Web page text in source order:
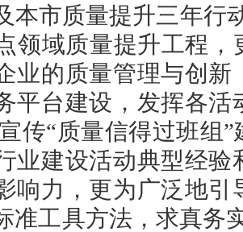
本市质量提升三年行
领域质量提升工程
业的质量管理与创
平台建设，发挥各
传“质量信得过班组
业建设活动典型经
响力，更为广泛地
准工具方法，求真务